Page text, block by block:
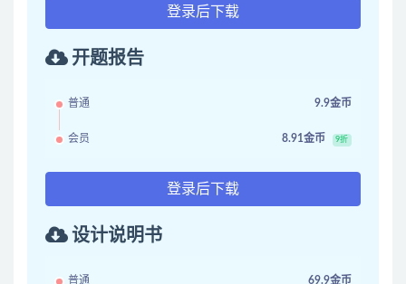
登录后下载
开题报告
普通 9.9金币
会员 8.91金币 9折
登录后下载
设计说明书
普通 69.9金币